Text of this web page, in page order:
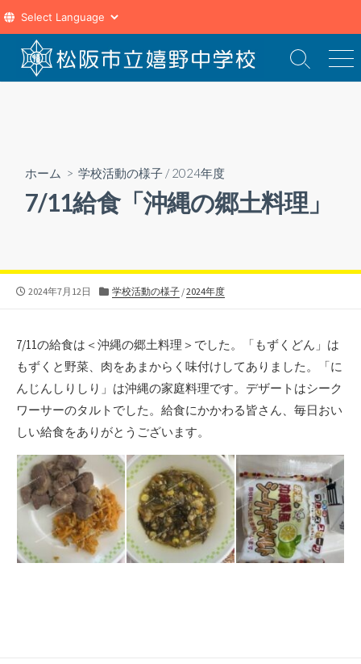
テ
検
索
メ
ニ
ホーム > 学校活動の様子 /2024年度
7/11給食「沖縄の郷土料理」
公
2024年7月12日
カ
リ
ー
学校活動の様子/2024年度
7/11の給食は＜沖縄の郷土料理＞でした。「もずくどん」は
もずくと野菜、肉をあまからく味付けしてありました。「に
んじんしりしり」は沖縄の家庭料理です。デザートはシーク
ワーサーのタルトでした。給食にかかわる皆さん、毎日おい
しい給食をありがとうございます。